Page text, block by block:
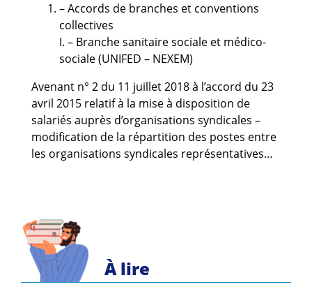
– Accords de branches et conventions
collectives
I. – Branche sanitaire sociale et médico-
sociale (UNIFED – NEXEM)
Avenant n° 2 du 11 juillet 2018 à l’accord du 23
avril 2015 relatif à la mise à disposition de
salariés auprès d’organisations syndicales –
modification de la répartition des postes entre
les organisations syndicales représentatives…
À lire